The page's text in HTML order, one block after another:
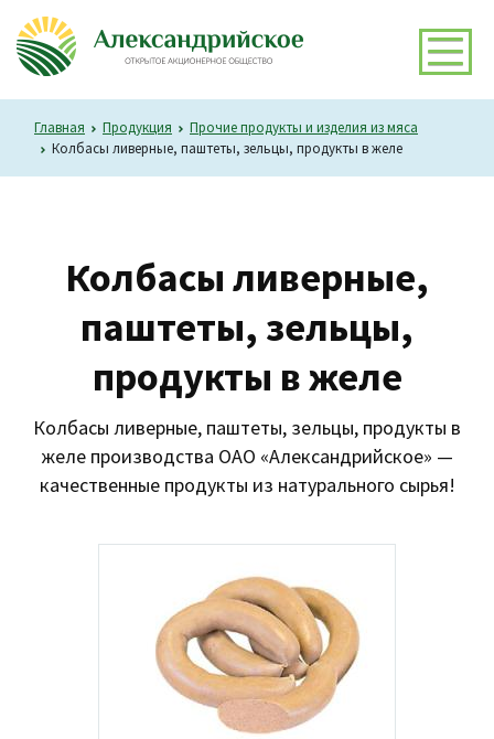
Главная Продукция
Прочие продукты и изделия из мяса
Колбасы ливерные, паштеты, зельцы, продукты в желе
Колбасы ливерные,
паштеты, зельцы,
продукты в желе
Колбасы ливерные, паштеты, зельцы, продукты в
желе производства ОАО «Александрийское» —
качественные продукты из натурального сырья!